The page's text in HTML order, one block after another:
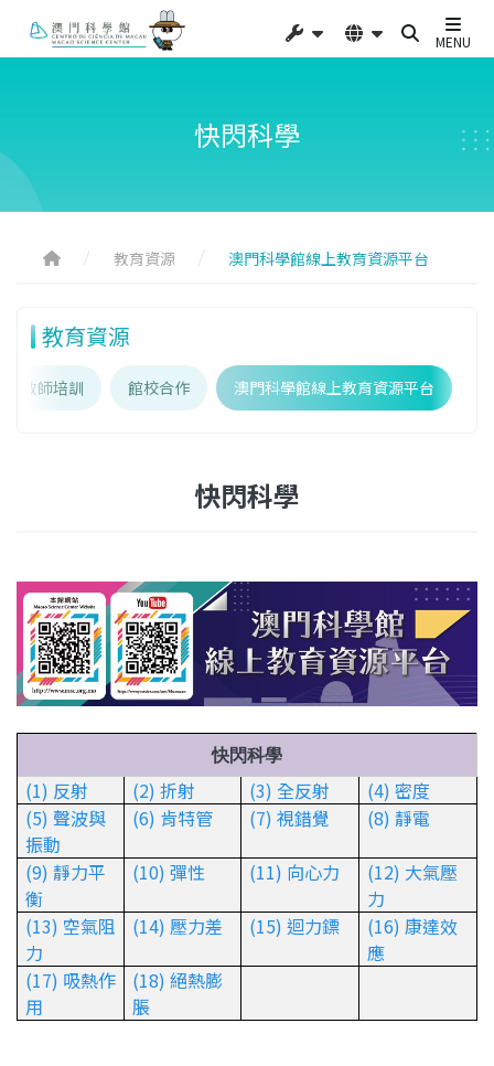
MENU
快閃科學
教育資源 澳門科學館線上教育資源平台
教育資源
教師培訓 館校合作 澳門科學館線上教育資源平台
快閃科學
快閃科學
(1) 反射 (2) 折射 (3) 全反射
(4) 密度
(5) 聲波與
振動
(6) 肯特管 (7) 視錯覺 (8) 靜電
(9) 靜力平
衡
(10) 彈性 (11) 向心力
(12) 大氣壓
力
(13) 空氣阻
力
(14) 壓力差 (15) 迴力鏢
(16) 康達效
應
(17) 吸熱作
用
(18) 絕熱膨
脹